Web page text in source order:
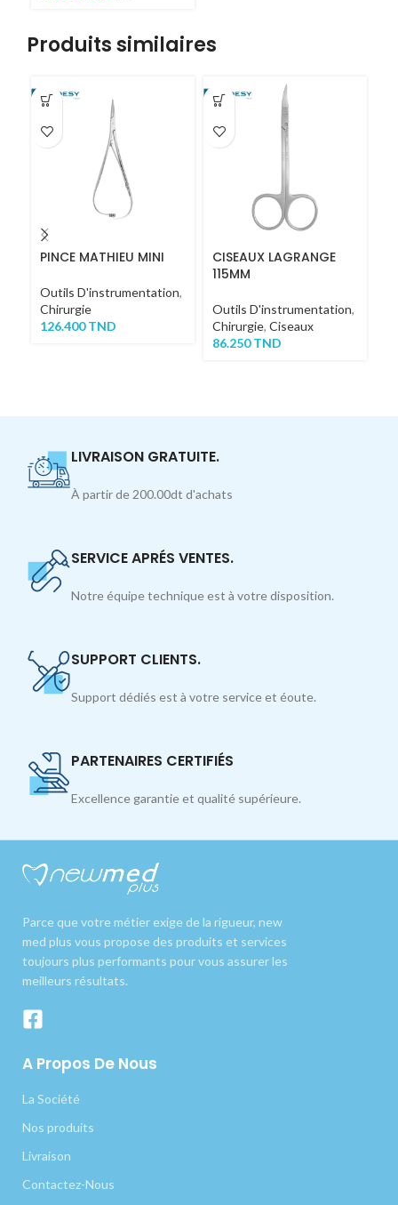
Produits similaires
PINCE MATHIEU MINI
Outils D'instrumentation,
Chirurgie
126.400TND
CISEAUX LAGRANGE
115MM
Outils D'instrumentation,
Chirurgie, Ciseaux
86.250TND
LIVRAISON GRATUITE.
À partir de 200.00dt d'achats
SERVICE APRÉS VENTES.
Notre équipe technique est à votre disposition.
SUPPORT CLIENTS.
Support dédiés est à votre service et éoute.
PARTENAIRES CERTIFIÉS
Excellence garantie et qualité supérieure.
Parce que votre métier exige de la rigueur, new
med plus vous propose des produits et services
toujours plus performants pour vous assurer les
meilleurs résultats.
A Propos De Nous
La Société
Nos produits
Livraison
Contactez-Nous